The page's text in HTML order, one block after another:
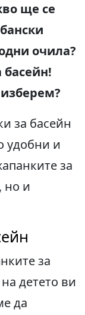
ще се
очила?
басейн!
за басейн
удобни и
за
но и
за
детето ви
да